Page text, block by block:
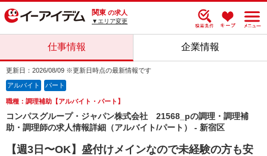
関東 の求人
▼エリア変更
仕事情報 企業情報
更新日：2026/08/09 ※更新日時点の最新情報です
アルバイト パート
職種：調理補助【アルバイト・パート】
コンパスグループ・ジャパン株式会社 21568_pの調理・調理補
助・調理師の求人情報詳細（アルバイト/パート） - 新宿区
【週3日〜OK】盛付けメインなので未経験の方も安